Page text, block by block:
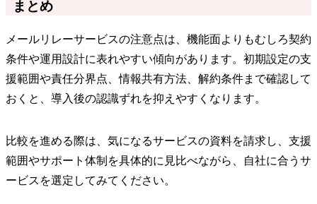
まとめ
メールリレーサービスの注意点は、機能面よりもむしろ契約
条件や運用設計に表れやすい傾向があります。初期設定の支
援範囲や責任分界点、情報共有方法、解約条件まで確認して
おくと、導入後の認識ずれを抑えやすくなります。
比較を進める際は、気になるサービスの資料を請求し、支援
範囲やサポート体制を具体的に見比べながら、自社に合うサ
ービスを選定してみてください。